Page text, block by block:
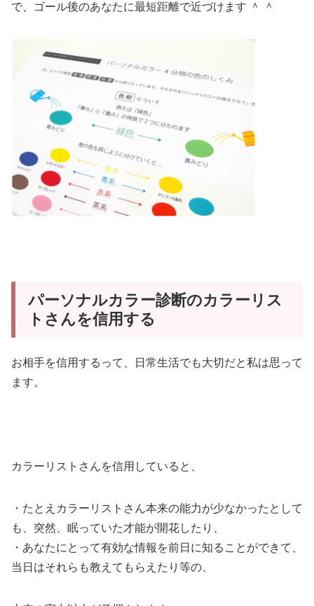
で、ゴール後のあなたに最短距離で近づけます ＾ ＾
パーソナルカラー診断のカラーリス
トさんを信用する
お相手を信用するって、日常生活でも大切だと私は思って
ます。
カラーリストさんを信用していると、
・たとえカラーリストさん本来の能力が少なかったとして
も、突然、眠っていた才能が開花したり、
・あなたにとって有効な情報を前日に知ることができて、
当日はそれらも教えてもらえたり等の、